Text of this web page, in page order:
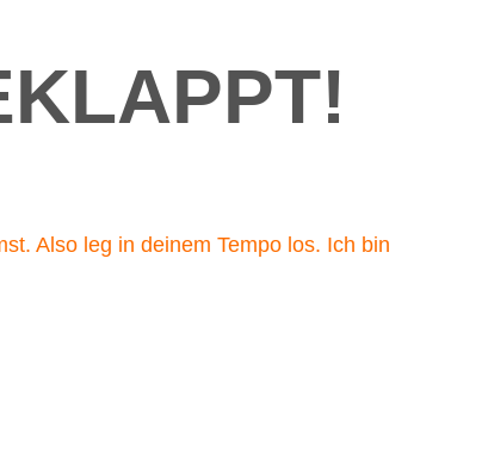
Also leg in deinem Tempo los. Ich bin